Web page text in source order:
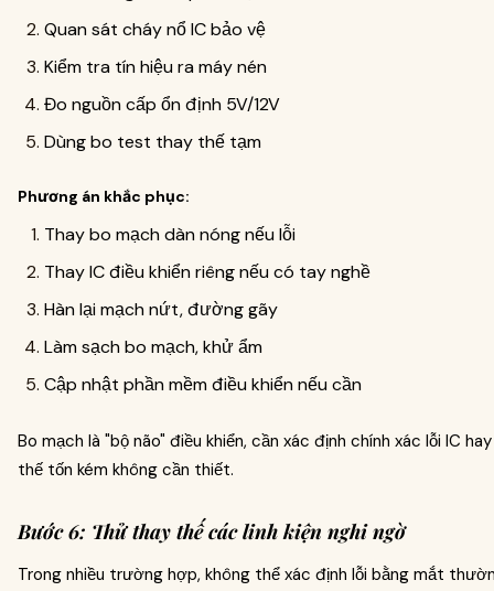
Quan sát cháy nổ IC bảo vệ
Kiểm tra tín hiệu ra máy nén
Đo nguồn cấp ổn định 5V/12V
Dùng bo test thay thế tạm
Phương án khắc phục:
Thay bo mạch dàn nóng nếu lỗi
Thay IC điều khiển riêng nếu có tay nghề
Hàn lại mạch nứt, đường gãy
Làm sạch bo mạch, khử ẩm
Cập nhật phần mềm điều khiển nếu cần
Bo mạch là "bộ não" điều khiển, cần xác định chính xác lỗi IC
thế tốn kém không cần thiết.
Bước 6: Thử thay thế các linh kiện nghi ngờ
Trong nhiều trường hợp, không thể xác định lỗi bằng mắt